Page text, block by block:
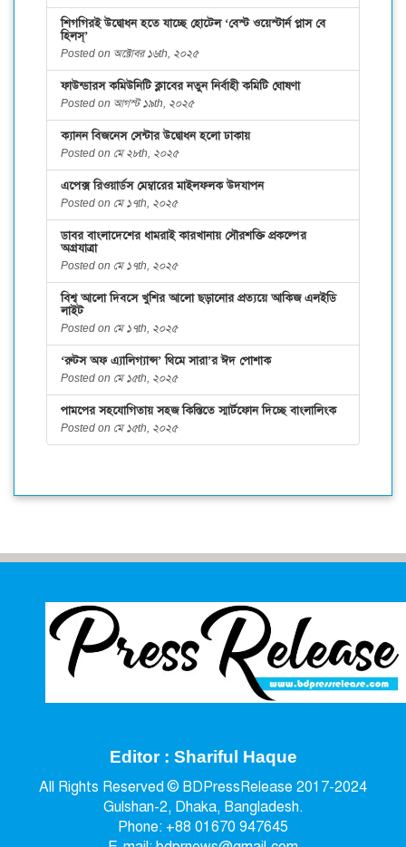
শিগগিরই উদ্বোধন হতে যাচ্ছে হোটেল ‘বেস্ট ওয়েস্টার্ন প্লাস বে
হিলস্’
Posted on অক্টোবর ১৬th, ২০২৫
ফাউন্ডারস কমিউনিটি ক্লাবের নতুন নির্বাহী কমিটি ঘোষণা
Posted on আগস্ট ১৯th, ২০২৫
ক্যানন বিজনেস সেন্টার উদ্বোধন হলো ঢাকায়
Posted on মে ২৮th, ২০২৫
এপেক্স রিওয়ার্ডস মেম্বারের মাইলফলক উদযাপন
Posted on মে ১৭th, ২০২৫
ডাবর বাংলাদেশের ধামরাই কারখানায় সৌরশক্তি প্রকল্পের
অগ্রযাত্রা
Posted on মে ১৭th, ২০২৫
বিশ্ব আলো দিবসে খুশির আলো ছড়ানোর প্রত্যয়ে আকিজ এলইডি
লাইট
Posted on মে ১৭th, ২০২৫
‘রুটস অফ এ্যালিগ্যান্স’ থিমে সারা’র ঈদ পোশাক
Posted on মে ১৫th, ২০২৫
পামপের সহযোগিতায় সহজ কিস্তিতে স্মার্টফোন দিচ্ছে বাংলালিংক
Posted on মে ১৫th, ২০২৫
Editor : Shariful Haque
All Rights Reserved © BDPressRelease 2017-2024
Gulshan-2, Dhaka, Bangladesh.
Phone: +88 01670 947645